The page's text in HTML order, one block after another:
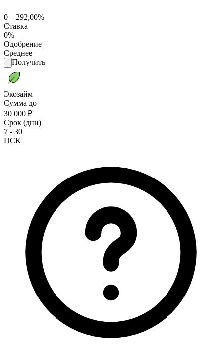
0 – 292,00%
Ставка
0%
Одобрение
Среднее
Получить
Экозайм
Сумма до
30 000 ₽
Срок (дни)
7 - 30
ПСК